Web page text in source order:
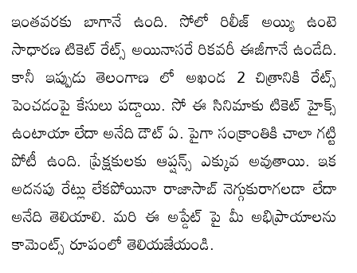
ఇంతవరకు బాగానే ఉంది. సోలో రిలీజ్ అయ్యి ఉంటె
సాధారణ టికెట్ రేట్స్ అయినాసరే రికవరీ ఈజీగానే ఉండేది.
కానీ ఇప్పుడు తెలంగాణ లో అఖండ 2 చిత్రానికి రేట్స్
పెంచడంపై కేసులు పడ్డాయి. సో ఈ సినిమాకు టికెట్ హైక్స్
ఉంటాయా లేదా అనేది డౌట్ ఏ. పైగా సంక్రాంతికి చాలా గట్టి
పోటీ ఉంది. ప్రేక్షకులకు ఆప్షన్స్ ఎక్కువ అవుతాయి. ఇక
అదనపు రేట్లు లేకపోయినా రాజాసాబ్ నెగ్గుకురాగలడా లేదా
అనేది తెలియాలి. మరి ఈ అప్డేట్ పై మీ అభిప్రాయాలను
కామెంట్స్ రూపంలో తెలియజేయండి.